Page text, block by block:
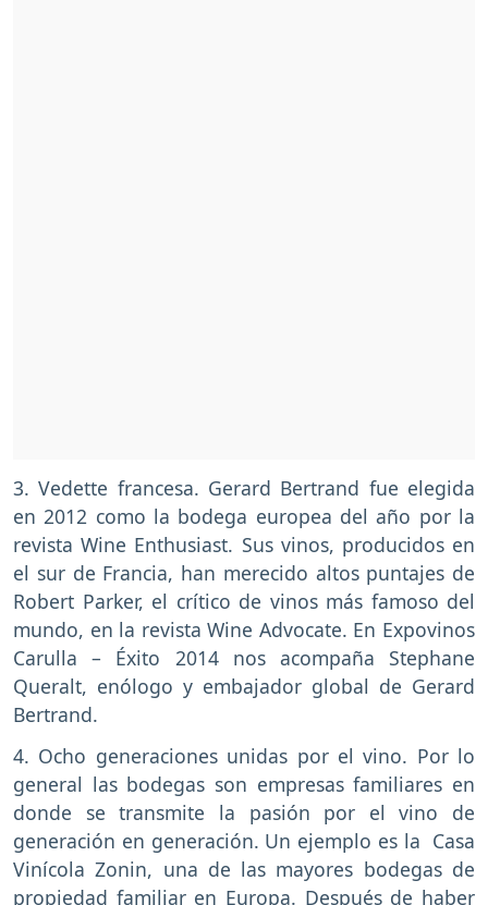
3. Vedette francesa. Gerard Bertrand fue elegida
en 2012 como la bodega europea del año por la
revista Wine Enthusiast. Sus vinos, producidos en
el sur de Francia, han merecido altos puntajes de
Robert Parker, el crítico de vinos más famoso del
mundo, en la revista Wine Advocate. En Expovinos
Carulla – Éxito 2014 nos acompaña Stephane
Queralt, enólogo y embajador global de Gerard
Bertrand.
4. Ocho generaciones unidas por el vino. Por lo
general las bodegas son empresas familiares en
donde se transmite la pasión por el vino de
generación en generación. Un ejemplo es la Casa
Vinícola Zonin, una de las mayores bodegas de
propiedad familiar en Europa. Después de haber